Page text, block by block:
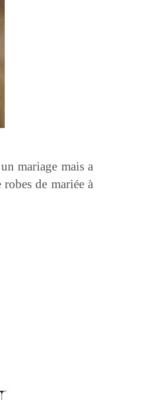
mariage mais a
de mariée à